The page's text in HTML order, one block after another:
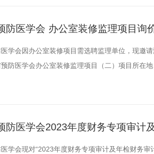
防医学会 办公室装修监理项目询
学会因办公室装修项目需选聘监理单位，现邀
防医学会办公室装修监理项目（二）项目所在
四）项目建设内容：目前场地空间位于一层，
防医学会2023年度财务专项审计
学会现对“2023年度财务专项审计及年检财务